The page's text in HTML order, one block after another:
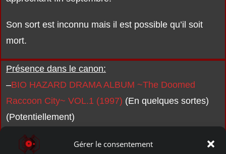
Gérer le consentement
Son sort est inconnu mais il est possible qu’il soit
mort.
Présence dans le canon:
–BIO HAZARD DRAMA ALBUM ~The Doomed
Raccoon City~ VOL.1 (1997) (En quelques sortes)
(Potentiellement)